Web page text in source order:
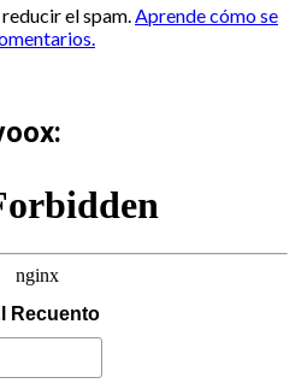
el spam.Aprende cómo se
Recuento